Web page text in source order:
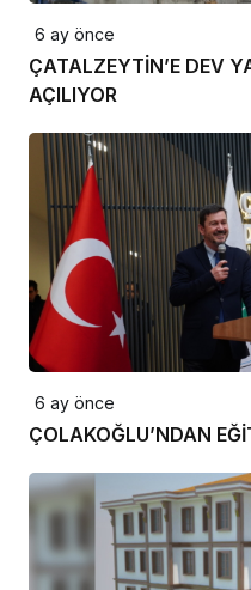
6 ay önce
ÇATALZEYTİN’E DEV
AÇILIYOR
6 ay önce
ÇOLAKOĞLU’NDAN